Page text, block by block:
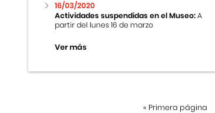
16/03/2020
Actividades suspendidas en el Museo:A
partir del lunes 16 de marzo
Ver más
« Primera página